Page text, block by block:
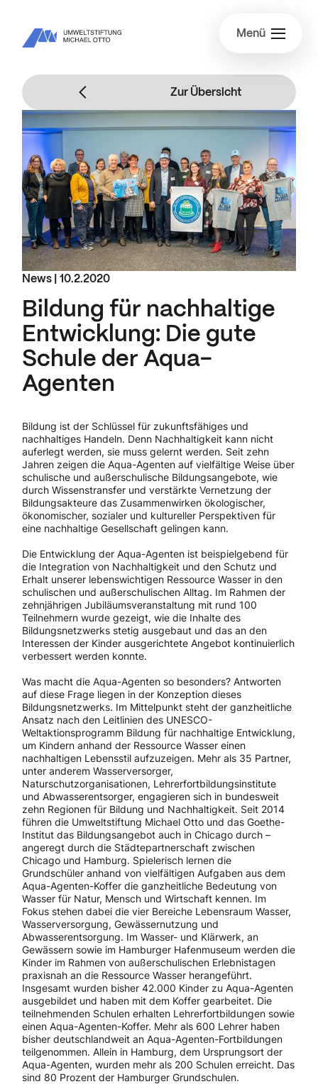
Menü
News | 10.2.2020
Bildung für nachhaltige
Entwicklung: Die gute
Schule der Aqua-
Agenten
Bildung ist der Schlüssel für zukunftsfähiges und
nachhaltiges Handeln. Denn Nachhaltigkeit kann nicht
auferlegt werden, sie muss gelernt werden. Seit zehn
Jahren zeigen die Aqua-Agenten auf vielfältige Weise über
schulische und außerschulische Bildungsangebote, wie
durch Wissenstransfer und verstärkte Vernetzung der
Bildungsakteure das Zusammenwirken ökologischer,
ökonomischer, sozialer und kultureller Perspektiven für
eine nachhaltige Gesellschaft gelingen kann.
Die Entwicklung der Aqua-Agenten ist beispielgebend für
die Integration von Nachhaltigkeit und den Schutz und
Erhalt unserer lebenswichtigen Ressource Wasser in den
schulischen und außerschulischen Alltag. Im Rahmen der
zehnjährigen Jubiläumsveranstaltung mit rund 100
Teilnehmern wurde gezeigt, wie die Inhalte des
Bildungsnetzwerks stetig ausgebaut und das an den
Interessen der Kinder ausgerichtete Angebot kontinuierlich
verbessert werden konnte.
Was macht die Aqua-Agenten so besonders? Antworten
auf diese Frage liegen in der Konzeption dieses
Bildungsnetzwerks. Im Mittelpunkt steht der ganzheitliche
Ansatz nach den Leitlinien des UNESCO-
Weltaktionsprogramm Bildung für nachhaltige Entwicklung,
um Kindern anhand der Ressource Wasser einen
nachhaltigen Lebensstil aufzuzeigen. Mehr als 35 Partner,
unter anderem Wasserversorger,
Naturschutzorganisationen, Lehrerfortbildungsinstitute
und Abwasserentsorger, engagieren sich in bundesweit
zehn Regionen für Bildung und Nachhaltigkeit. Seit 2014
führen die Umweltstiftung Michael Otto und das Goethe-
Institut das Bildungsangebot auch in Chicago durch –
angeregt durch die Städtepartnerschaft zwischen
Chicago und Hamburg. Spielerisch lernen die
Grundschüler anhand von vielfältigen Aufgaben aus dem
Aqua-Agenten-Koffer die ganzheitliche Bedeutung von
Wasser für Natur, Mensch und Wirtschaft kennen. Im
Fokus stehen dabei die vier Bereiche Lebensraum Wasser,
Wasserversorgung, Gewässernutzung und
Abwasserentsorgung. Im Wasser- und Klärwerk, an
Gewässern sowie im Hamburger Hafenmuseum werden die
Kinder im Rahmen von außerschulischen Erlebnistagen
praxisnah an die Ressource Wasser herangeführt.
Insgesamt wurden bisher 42.000 Kinder zu Aqua-Agenten
ausgebildet und haben mit dem Koffer gearbeitet. Die
teilnehmenden Schulen erhalten Lehrerfortbildungen sowie
einen Aqua-Agenten-Koffer. Mehr als 600 Lehrer haben
bisher deutschlandweit an Aqua-Agenten-Fortbildungen
teilgenommen. Allein in Hamburg, dem Ursprungsort der
Aqua-Agenten, wurden mehr als 200 Schulen erreicht. Das
sind 80 Prozent der Hamburger Grundschulen.
Zur Übersicht